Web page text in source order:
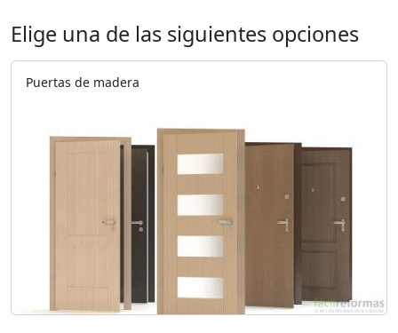
Elige una de las siguientes opciones
Puertas de madera